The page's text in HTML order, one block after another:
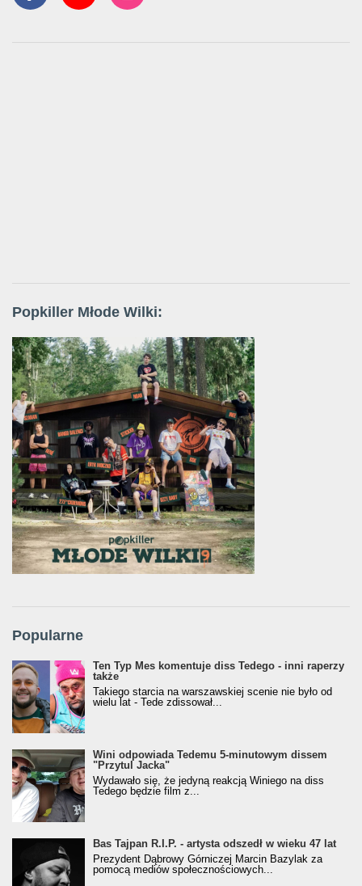
Popkiller Młode Wilki:
Popularne
Ten Typ Mes komentuje diss Tedego - inni raperzy
także
Takiego starcia na warszawskiej scenie nie było od
wielu lat - Tede zdissował...
Wini odpowiada Tedemu 5-minutowym dissem
"Przytul Jacka"
Wydawało się, że jedyną reakcją Winiego na diss
Tedego będzie film z...
Bas Tajpan R.I.P. - artysta odszedł w wieku 47 lat
Prezydent Dąbrowy Górniczej Marcin Bazylak za
pomocą mediów społecznościowych...